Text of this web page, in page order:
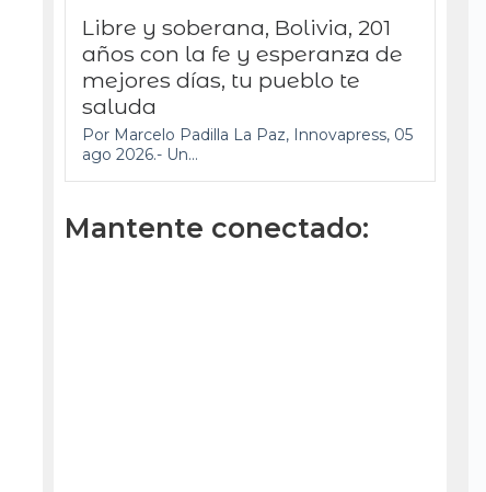
Libre y soberana, Bolivia, 201
años con la fe y esperanza de
mejores días, tu pueblo te
saluda
Por Marcelo Padilla La Paz, Innovapress, 05
ago 2026.- Un...
Mantente conectado: